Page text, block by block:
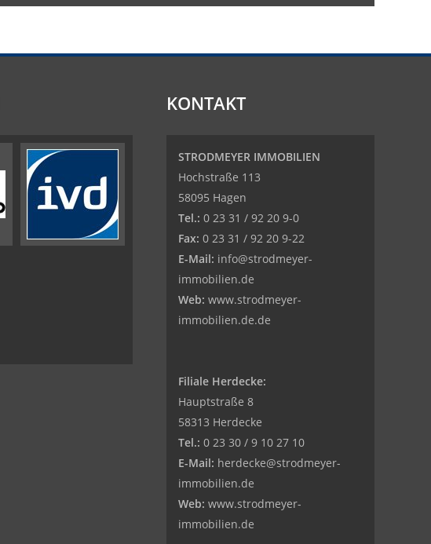
KONTAKT
STRODMEYER IMMOBILIEN
Hochstraße 113
58095 Hagen
Tel.: 0 23 31 / 92 20 9-0
Fax: 0 23 31 / 92 20 9-22
E-Mail: info@strodmeyer-
immobilien.de
Web: www.strodmeyer-
immobilien.de.de
Filiale Herdecke:
Hauptstraße 8
58313 Herdecke
Tel.: 0 23 30 / 9 10 27 10
E-Mail: herdecke@strodmeyer-
immobilien.de
Web: www.strodmeyer-
immobilien.de